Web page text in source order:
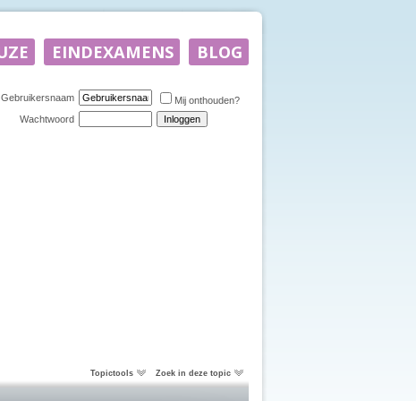
Gebruikersnaam
Mij onthouden?
Wachtwoord
Topictools Zoek in deze topic